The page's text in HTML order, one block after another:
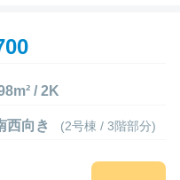
/ 2K
西向き (2号棟 / 3階部分)